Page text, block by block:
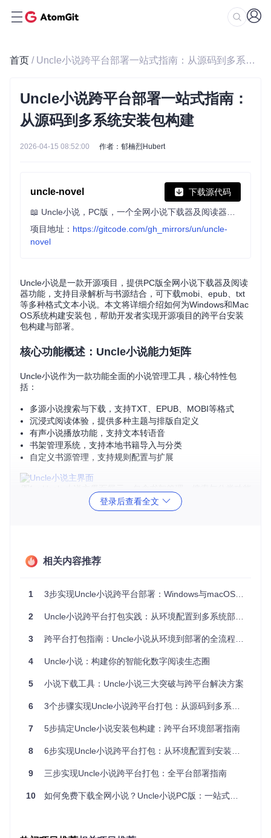
首页 / Uncle小说跨平台部署一站式指南：从源码到多系统安装包构建
Uncle小说跨平台部署一站式指南：
从源码到多系统安装包构建
2026-04-15 08:52:00 作者：郁楠烈Hubert
uncle-novel 下载源代码
项目地址： https://gitcode.com/gh_mirrors/un/uncle-
novel
Uncle小说是一款开源项目，提供PC版全网小说下载器及阅读
器功能，支持目录解析与书源结合，可下载mobi、epub、txt
等多种格式文本小说。本文将详细介绍如何为Windows和Mac
OS系统构建安装包，帮助开发者实现开源项目的跨平台安装
包构建与部署。
核心功能概述：Uncle小说能力矩阵
Uncle小说作为一款功能全面的小说管理工具，核心特性包
括：
多源小说搜索与下载，支持TXT、EPUB、MOBI等格式
沉浸式阅读体验，提供多种主题与排版自定义
有声小说播放功能，支持文本转语音
书架管理系统，支持本地书籍导入与分类
自定义书源管理，支持规则配置与扩展
环境搭建：开发工具链配置流程
在开始打包前，需确保系统已安装以下工具：
JDK（Java开发工具包，版本需11以上）：提供Java程序
编译与运行环境
Gradle 7.0+：项目构建自动化工具
通过以下命令验证工具是否安装成功：
java -version # 需显示11.0.0以上版本
# 检查Gradle版本
git --version # 任意版本均可
登录后查看全文
相关内容推荐
1 3步实现Uncle小说跨平台部署：Windows与macOS安装包构建指南
2 Uncle小说跨平台打包实践：从环境配置到多系统部署的完整指南
3 跨平台打包指南：Uncle小说从环境到部署的全流程解析
4 Uncle小说：构建你的智能化数字阅读生态圈
5 小说下载工具：Uncle小说三大突破与跨平台解决方案
6 3个步骤实现Uncle小说跨平台打包：从源码到多系统安装包
7 5步搞定Uncle小说安装包构建：跨平台环境部署指南
8 6步实现Uncle小说跨平台打包：从环境配置到安装包制作全指南
9 三步实现Uncle小说跨平台打包：全平台部署指南
10 如何免费下载全网小说？Uncle小说PC版：一站式阅读神器全攻略 📚